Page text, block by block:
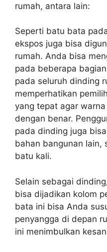
rumah, antara lain:
Seperti batu bata
ekspos juga bisa
rumah. Anda bisa
pada beberapa
pada seluruh dinding
memperhatikan
yang tepat agar
dengan benar.
pada dinding juga
bahan bangunan lain,
batu kali.
Selain sebagai
bisa dijadikan kolom
bata ini bisa Anda
penyangga di depan
ini menimbulkan